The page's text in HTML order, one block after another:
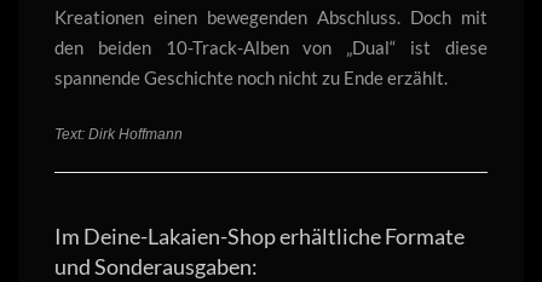
Kreationen einen bewegenden Abschluss. Doch mit
den beiden 10-Track-Alben von „Dual“ ist diese
spannende Geschichte noch nicht zu Ende erzählt.
Text: Dirk Hoffmann
Im Deine-Lakaien-Shop erhältliche Formate
und Sonderausgaben: